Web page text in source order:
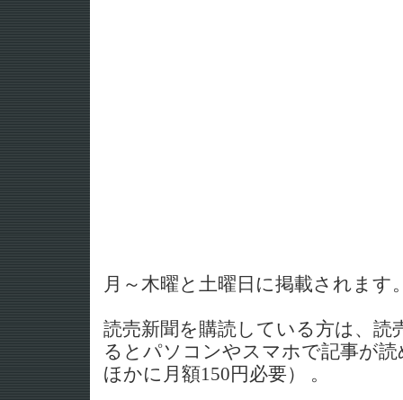
月～木曜と土曜日に掲載されます
読売新聞を購読している方は、読
るとパソコンやスマホで記事が
ほかに月額150円必要） 。